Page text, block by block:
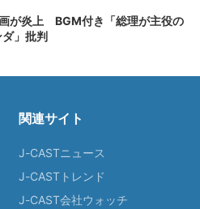
が炎上 BGM付き「総理が主役の
」批判
関連サイト
J-CASTニュース
J-CASTトレンド
J-CAST会社ウォッチ